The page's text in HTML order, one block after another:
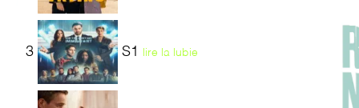
3 S1 lire la lubie